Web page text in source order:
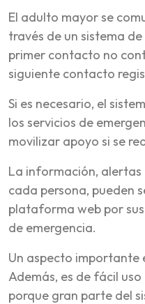
El adulto mayor se
través de un sistema
primer contacto no
siguiente contacto
Si es necesario, el
los servicios de
movilizar apoyo si se
La información,
cada persona, pueden
plataforma web por
de emergencia.
Un aspecto importante
Además, es de fácil
porque gran parte del